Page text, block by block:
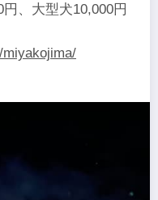
型犬10,000円